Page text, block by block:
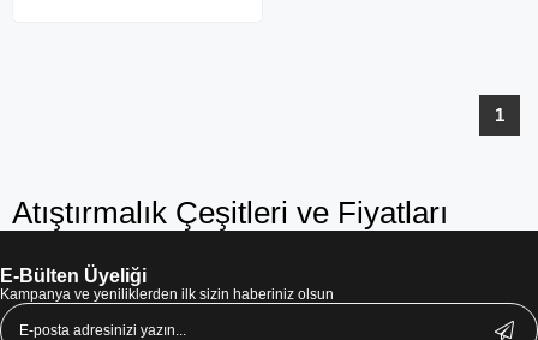
1
Atıştırmalık Çeşitleri ve Fiyatları
E-Bülten Üyeliği
Kampanya ve yeniliklerden ilk sizin haberiniz olsun